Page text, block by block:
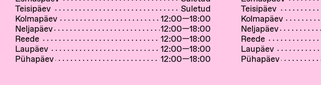
Teisipäev
Suletud
Kolmapäev
12:00—18:00
Neljapäev
12:00—18:00
Reede
12:00—18:00
Laupäev
12:00—18:00
Pühapäev
12:00—18:00
Teisipäev
Kolmapäev
Neljapäev
Reede
Laupäev
Pühapäev